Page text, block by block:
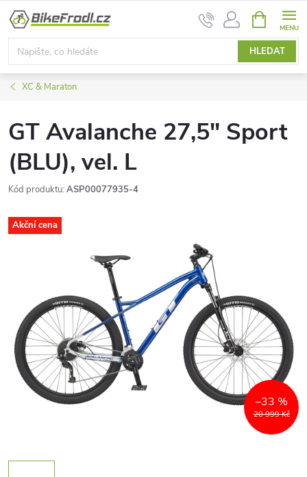
Přejít
obsah
HLEDAT
NÁKUPNÍ
KOŠÍK
XC & Maraton
GT Avalanche 27,5" Sport
(BLU), vel. L
Kód produktu: ASP00077935-4
Akční cena
20 999 Kč
–33 %